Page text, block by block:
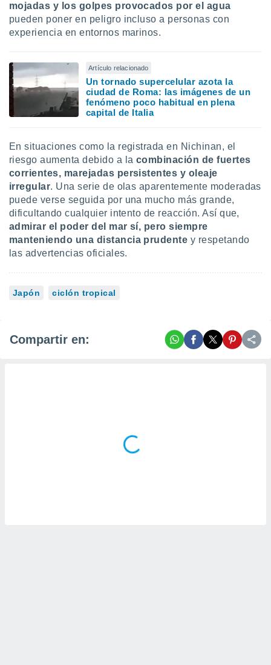
mojadas y los golpes provocados por el agua
pueden poner en peligro incluso a personas con
experiencia en entornos marinos.
Artículo relacionado
Un tornado supercelular azota la
ciudad de Roma: las imágenes de un
fenómeno poco habitual en plena
capital de Italia
En situaciones como la registrada en Nichinan, el
riesgo aumenta debido a la combinación de fuertes
corrientes, marejadas persistentes y oleaje
irregular. Una serie de olas aparentemente moderadas
puede verse seguida por una mucho más grande,
dificultando cualquier intento de reacción. Así que,
admirar el poder del mar sí, pero siempre
manteniendo una distancia prudente y respetando
las advertencias oficiales.
Japón ciclón tropical
Compartir en: